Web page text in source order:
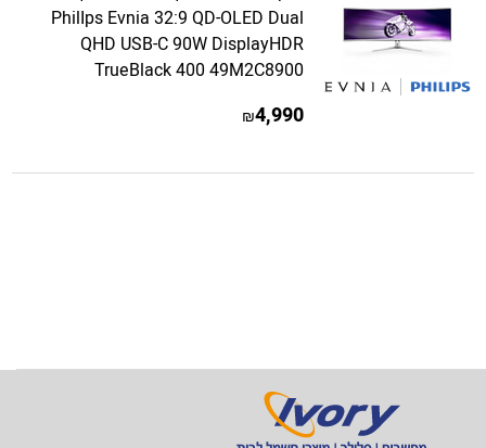
PhilIps Evnia 32:9 QD-OLED Dual
QHD USB-C 90W DisplayHDR
TrueBlack 400 49M2C8900
4,990
₪